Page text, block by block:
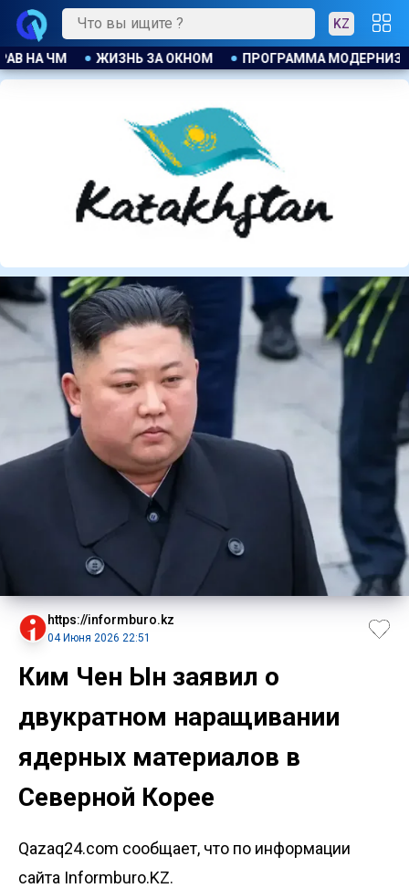
KZ
В ДЕЙСТВИИ ДЖАННИ ИНФАНТИНО
https://informburo.kz
04 Июня 2026 22:51
Ким Чен Ын заявил о
двукратном наращивании
ядерных материалов в
Северной Корее
Qazaq24.com сообщает, что по информации
сайта Informburo.KZ.